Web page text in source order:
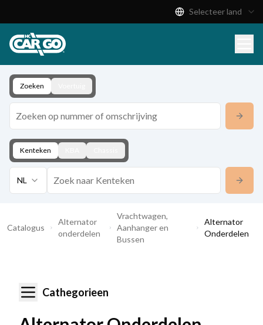
Download
Contact
Selecteer land
Zoeken
Kenteken
NL
Catalogus
Alternator
onderdelen
Vrachtwagen,
Aanhanger en
Bussen
Alternator
Onderdelen
Cathegorieen